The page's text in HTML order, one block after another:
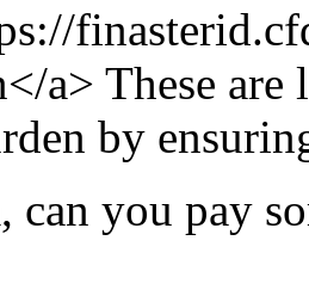
a> These
by
, can you pay